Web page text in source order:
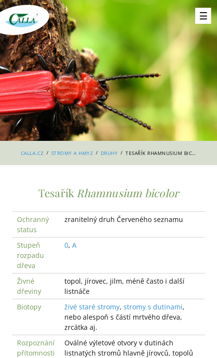
CALLA.CZ / STROMY A HMYZ / DRUHY / TESAŘÍK RHAMNUSIUM BICOLOR
Tesařík Rhamnusium bicolor
Ochranný
status
zranitelný druh Červeného seznamu
Stupeň
rozpadu
dřeva
0, A
Živné
dřeviny
topol, jírovec, jilm, méně často i další
listnáče
Biotopy
živé staré stromy, stromy s dutinami,
nebo alespoň s částí mrtvého dřeva,
zrcátka aj.
Rozpoznání
přítomnosti
Oválné výletové otvory v dutinách
listnatých stromů hlavně jírovců, topolů